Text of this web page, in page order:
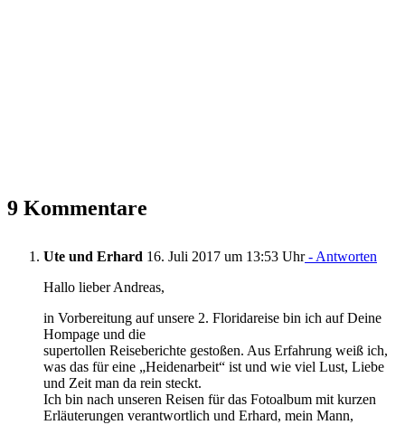
9 Kommentare
Ute und Erhard 16. Juli 2017 um 13:53 Uhr- Antworten
Hallo lieber Andreas,
in Vorbereitung auf unsere 2. Floridareise bin ich auf Deine
Hompage und die
supertollen Reiseberichte gestoßen. Aus Erfahrung weiß ich,
was das für eine „Heidenarbeit“ ist und wie viel Lust, Liebe
und Zeit man da rein steckt.
Ich bin nach unseren Reisen für das Fotoalbum mit kurzen
Erläuterungen verantwortlich und Erhard, mein Mann,